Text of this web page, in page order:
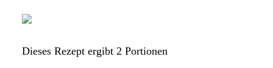
Dieses Rezept ergibt 2 Portionen